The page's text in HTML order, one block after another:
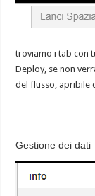
troviamo i tab con
Deploy, se non
del flusso, apribile
Gestione dei dati